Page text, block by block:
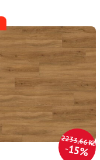
2233,66 Kč
15%